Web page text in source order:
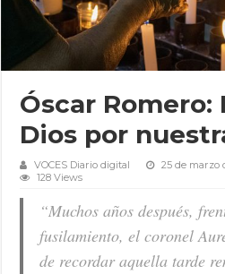
Óscar Romero:
Dios por
VOCES Diario digital 25 de marzo
128 Views
“Muchos años después,
fusilamiento, el coronel
de recordar aquella tarde